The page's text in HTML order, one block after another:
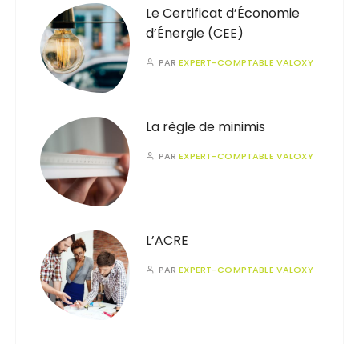
Le Certificat d’Économie
d’Énergie (CEE)
PAREXPERT-COMPTABLE VALOXY
La règle de minimis
PAREXPERT-COMPTABLE VALOXY
L’ACRE
PAREXPERT-COMPTABLE VALOXY